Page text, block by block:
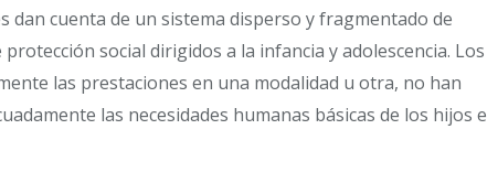
dan cuenta de un sistema disperso y fragmentado de
social dirigidos a la infancia y adolescencia. Los
las prestaciones en una modalidad u otra, no han
las necesidades humanas básicas de los hijos e